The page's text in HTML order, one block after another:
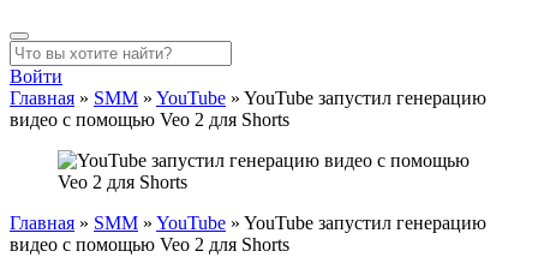
Войти
Главная » SMM » YouTube » YouTube запустил генерацию
видео с помощью Veo 2 для Shorts
Главная » SMM » YouTube » YouTube запустил генерацию
видео с помощью Veo 2 для Shorts